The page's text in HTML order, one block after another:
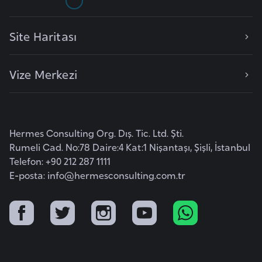
Site Haritası
Vize Merkezi
Hermes Consulting Org. Dış. Tic. Ltd. Şti.
Rumeli Cad. No:78 Daire:4 Kat:1 Nişantaşı, Şişli, İstanbul
Telefon: +90 212 287 1111
E-posta: info@hermesconsulting.com.tr
u
i
G
r
e
a
d